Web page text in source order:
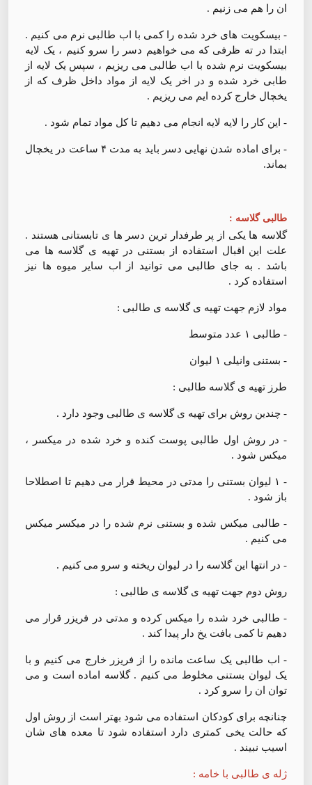
ان را هم می زنیم .
- بیسکویت های خرد شده را کمی با اب طالبی نرم می کنیم .
ابتدا در ته ظرفی که می خواهیم دسر را سرو کنیم ، یک لایه
بیسکویت نرم شده با اب طالبی می ریزیم ، سپس یک لایه از
طابی خرد شده و در اخر یک لایه از مواد داخل ظرف که از
یخچال خارج کرده ایم می ریزیم .
- این کار را لایه لایه انجام می دهیم تا کل مواد تمام شود .
- برای اماده شدن نهایی دسر باید به مدت ۴ ساعت در یخچال
بماند.
طالبی گلاسه :
گلاسه ها یکی از پر طرفدار ترین دسر ها ی تابستانی هستند .
علت این اقبال استفاده از بستنی در تهیه ی گلاسه ها می
باشد . به جای طالبی می توانید از اب سایر میوه ها نیز
استفاده کرد .
مواد لازم جهت تهیه ی گلاسه ی طالبی :
- طالبی ۱ عدد متوسط
- بستنی وانیلی ۱ لیوان
طرز تهیه ی گلاسه طالبی :
- چندین روش برای تهیه ی گلاسه ی طالبی وجود دارد .
- در روش اول طالبی پوست کنده و خرد شده در میکسر ،
میکس شود .
- ۱ لیوان بستنی را مدتی در محیط قرار می دهیم تا اصطلاحا
باز شود .
- طالبی میکس شده و بستنی نرم شده را در میکسر میکس
می کنیم .
- در انتها این گلاسه را در لیوان ریخته و سرو می کنیم .
روش دوم جهت تهیه ی گلاسه ی طالبی :
- طالبی خرد شده را میکس کرده و مدتی در فریزر قرار می
دهیم تا کمی بافت یخ دار پیدا کند .
- اب طالبی یک ساعت مانده را از فریزر خارج می کنیم و با
یک لیوان بستنی مخلوط می کنیم . گلاسه اماده است و می
توان ان را سرو کرد .
چنانچه برای کودکان استفاده می شود بهتر است از روش اول
که حالت یخی کمتری دارد استفاده شود تا معده های شان
اسیب نبیند .
ژله ی طالبی با خامه :